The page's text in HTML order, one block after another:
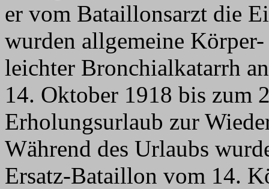
er vom Bataillonsarzt die
wurden allgemeine
leichter Bronchialkatarrh
14. Oktober 1918 bis zum
Erholungsurlaub zur
Während des Urlaubs
Ersatz-Bataillon vom 14.